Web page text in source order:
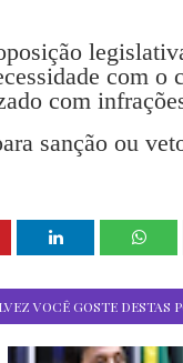
com o
com
sanção ou
VOCÊ GOSTE DESTAS